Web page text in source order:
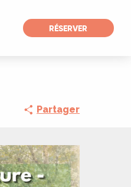
RÉSERVER
Partager